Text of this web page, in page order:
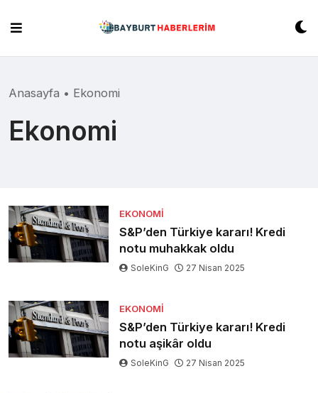
content
Anasayfa • Ekonomi
Ekonomi
EKONOMI
S&P’den Türkiye kararı! Kredi
notu muhakkak oldu
SoleKinG 27 Nisan 2025
EKONOMI
S&P’den Türkiye kararı! Kredi
notu aşikâr oldu
SoleKinG 27 Nisan 2025